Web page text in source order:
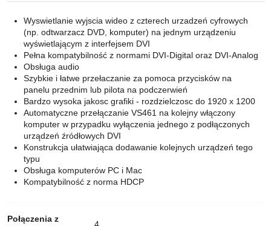
Wyswietlanie wyjscia wideo z czterech urzadzeń cyfrowych
(np. odtwarzacz DVD, komputer) na jednym urządzeniu
wyświetlającym z interfejsem DVI
Pełna kompatybilność z normami DVI-Digital oraz DVI-Analog
Obsługa audio
Szybkie i łatwe przełaczanie za pomoca przycisków na
panelu przednim lub pilota na podczerwień
Bardzo wysoka jakosc grafiki - rozdzielczosc do 1920 x 1200
Automatyczne przełączanie VS461 na kolejny włączony
komputer w przypadku wyłączenia jednego z podłączonych
urządzeń źródłowych DVI
Konstrukcja ułatwiająca dodawanie kolejnych urządzeń tego
typu
Obsługa komputerów PC i Mac
Kompatybilność z norma HDCP
Połączenia z